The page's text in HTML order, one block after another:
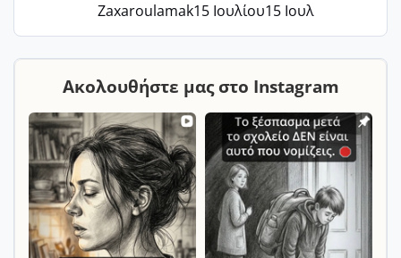
Zaxaroulamak15 Ιουλίου15 Ιουλ
Ακολουθήστε μας στο Instagram